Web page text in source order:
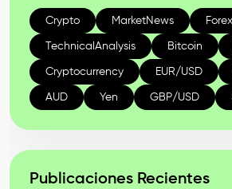
Crypto MarketNews Forex
TechnicalAnalysis Bitcoin
Cryptocurrency EUR/USD
AUD Yen GBP/USD
Publicaciones Recientes